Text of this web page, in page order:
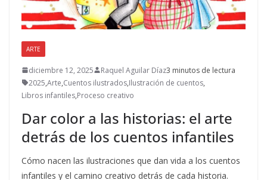
ARTE
diciembre 12, 2025 Raquel Aguilar Díaz3 minutos de lectura
2025,Arte,Cuentos ilustrados,Ilustración de cuentos,
Libros infantiles,Proceso creativo
Dar color a las historias: el arte
detrás de los cuentos infantiles
Cómo nacen las ilustraciones que dan vida a los cuentos
infantiles y el camino creativo detrás de cada historia.